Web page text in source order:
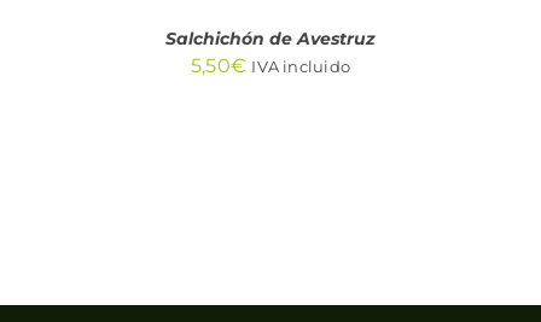
Salchichón de Avestruz
5,50€ IVA incluido